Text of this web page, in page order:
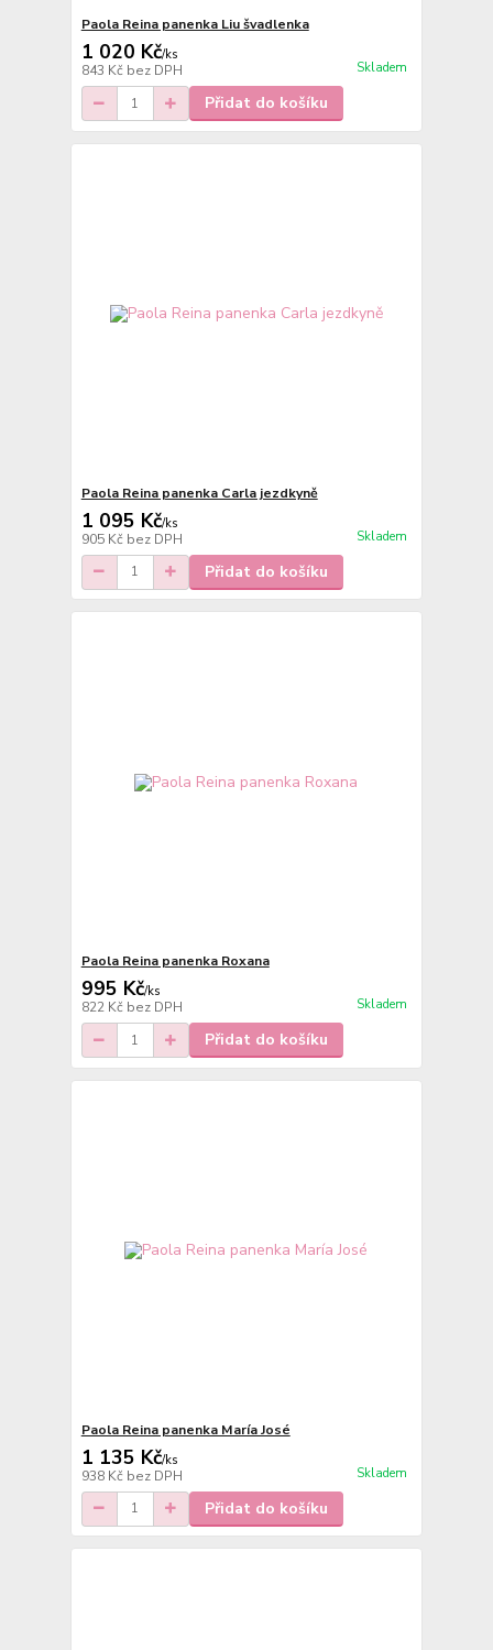
Paola Reina panenka Liu švadlenka
1 020 Kč/ks
843 Kč bez DPH Skladem
Přidat do košíku
Paola Reina panenka Carla jezdkyně
1 095 Kč/ks
905 Kč bez DPH Skladem
Přidat do košíku
Paola Reina panenka Roxana
995 Kč/ks
822 Kč bez DPH Skladem
Přidat do košíku
Paola Reina panenka María José
1 135 Kč/ks
938 Kč bez DPH Skladem
Přidat do košíku